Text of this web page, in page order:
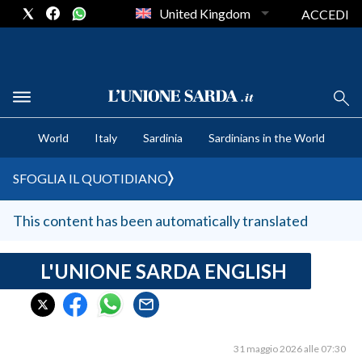
CRONACA SARDEGNA
CAGLIARI
SULCIS IGLESIENTE
MEDIO CAMPIDANO
SASSARI E PROVINCIA
GALLURA
NUORO E PROVINCIA
United Kingdom ACCEDI
World Italy Sardinia Sardinians in the World
SFOGLIA IL QUOTIDIANO
This content has been automatically translated
L'UNIONE SARDA ENGLISH
31 maggio 2026 alle 07:30